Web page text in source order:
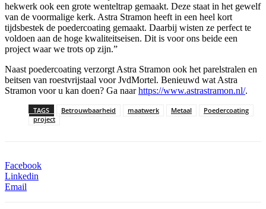
hekwerk ook een grote wenteltrap gemaakt. Deze staat in het gewelf
van de voormalige kerk. Astra Stramon heeft in een heel kort
tijdsbestek de poedercoating gemaakt. Daarbij wisten ze perfect te
voldoen aan de hoge kwaliteitseisen. Dit is voor ons beide een
project waar we trots op zijn.”
Naast poedercoating verzorgt Astra Stramon ook het parelstralen en
beitsen van roestvrijstaal voor JvdMortel. Benieuwd wat Astra
Stramon voor u kan doen? Ga naarhttps://www.astrastramon.nl/.
TAGS Betrouwbaarheid maatwerk Metaal
Poedercoating
project
Facebook
Linkedin
Email